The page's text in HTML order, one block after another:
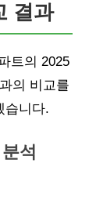
결과
트의 2025
의 비교를
습니다.
석